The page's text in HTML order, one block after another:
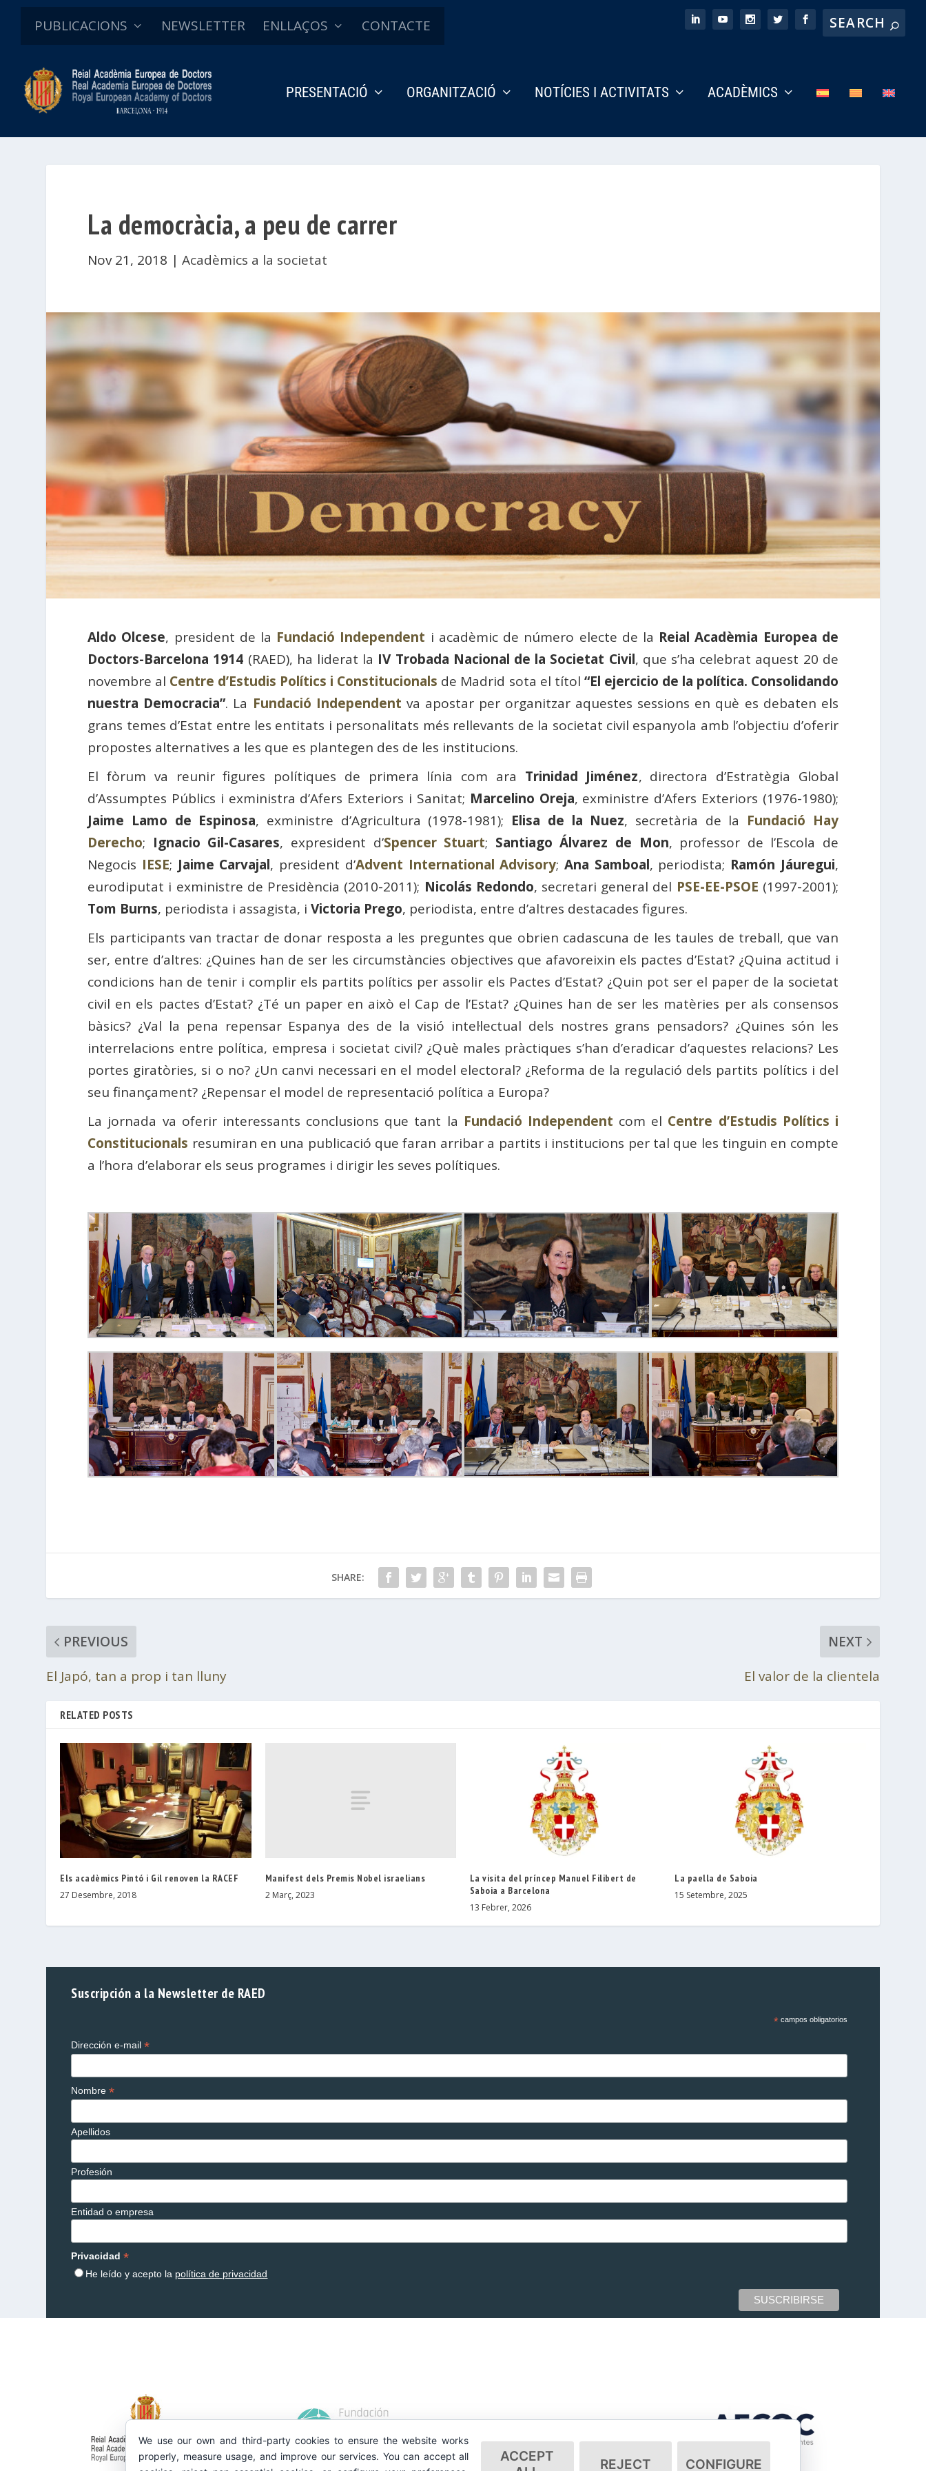
PUBLICACIONS NEWSLETTER ENLLAÇOS CONTACTE
PRESENTACIÓ ORGANITZACIÓ NOTÍCIES I ACTIVITATS ACADÈMICS
La democràcia, a peu de carrer
Nov 21, 2018 |Acadèmics a la societat
Aldo Olcese, president de la Fundació Independent i acadèmic de número electe de la Reial Acadèmia Europea de
Doctors-Barcelona 1914 (RAED), ha liderat la IV Trobada Nacional de la Societat Civil, que s’ha celebrat aquest 20 de
novembre al Centre d’Estudis Polítics i Constitucionals de Madrid sota el títol “El ejercicio de la política. Consolidando
nuestra Democracia”. La Fundació Independent va apostar per organitzar aquestes sessions en què es debaten els
grans temes d’Estat entre les entitats i personalitats més rellevants de la societat civil espanyola amb l’objectiu d’oferir
propostes alternatives a les que es plantegen des de les institucions.
El fòrum va reunir figures polítiques de primera línia com ara Trinidad Jiménez, directora d’Estratègia Global
d’Assumptes Públics i exministra d’Afers Exteriors i Sanitat; Marcelino Oreja, exministre d’Afers Exteriors (1976-1980);
Jaime Lamo de Espinosa, exministre d’Agricultura (1978-1981); Elisa de la Nuez, secretària de la Fundació Hay
Derecho; Ignacio Gil-Casares, expresident d’Spencer Stuart; Santiago Álvarez de Mon, professor de l’Escola de
Negocis IESE; Jaime Carvajal, president d’Advent International Advisory; Ana Samboal, periodista; Ramón Jáuregui,
eurodiputat i exministre de Presidència (2010-2011); Nicolás Redondo, secretari general del PSE-EE-PSOE (1997-2001);
Tom Burns, periodista i assagista, iVictoria Prego, periodista, entre d’altres destacades figures.
Els participants van tractar de donar resposta a les preguntes que obrien cadascuna de les taules de treball, que van
ser, entre d’altres: ¿Quines han de ser les circumstàncies objectives que afavoreixin els pactes d’Estat? ¿Quina actitud i
condicions han de tenir i complir els partits polítics per assolir els Pactes d’Estat? ¿Quin pot ser el paper de la societat
civil en els pactes d’Estat? ¿Té un paper en això el Cap de l’Estat? ¿Quines han de ser les matèries per als consensos
bàsics? ¿Val la pena repensar Espanya des de la visió intel·lectual dels nostres grans pensadors? ¿Quines són les
interrelacions entre política, empresa i societat civil? ¿Què males pràctiques s’han d’eradicar d’aquestes relacions? Les
portes giratòries, si o no? ¿Un canvi necessari en el model electoral? ¿Reforma de la regulació dels partits polítics i del
seu finançament? ¿Repensar el model de representació política a Europa?
La jornada va oferir interessants conclusions que tant la Fundació Independent com el Centre d’Estudis Polítics i
Constitucionals resumiran en una publicació que faran arribar a partits i institucions per tal que les tinguin en compte
a l’hora d’elaborar els seus programes i dirigir les seves polítiques.
SHARE:
PREVIOUS
El Japó, tan a prop i tan lluny
NEXT
El valor de la clientela
RELATED POSTS
Els acadèmics Pintó i Gil renoven la RACEF
27 Desembre, 2018
Manifest dels Premis Nobel israelians
2 Març, 2023
La visita del príncep Manuel Filibert de
Saboia a Barcelona
13 Febrer, 2026
La paella de Saboia
15 Setembre, 2025
Suscripción a la Newsletter de RAED
*campos obligatorios
Dirección e-mail*
Nombre*
Apellidos
Profesión
Entidad o empresa
Privacidad*
He leído y acepto la política de privacidad
We use our own and third-party cookies to ensure the website works
properly, measure usage, and improve our services. You can accept all
ACCEPT
REJECT CONFIGURE